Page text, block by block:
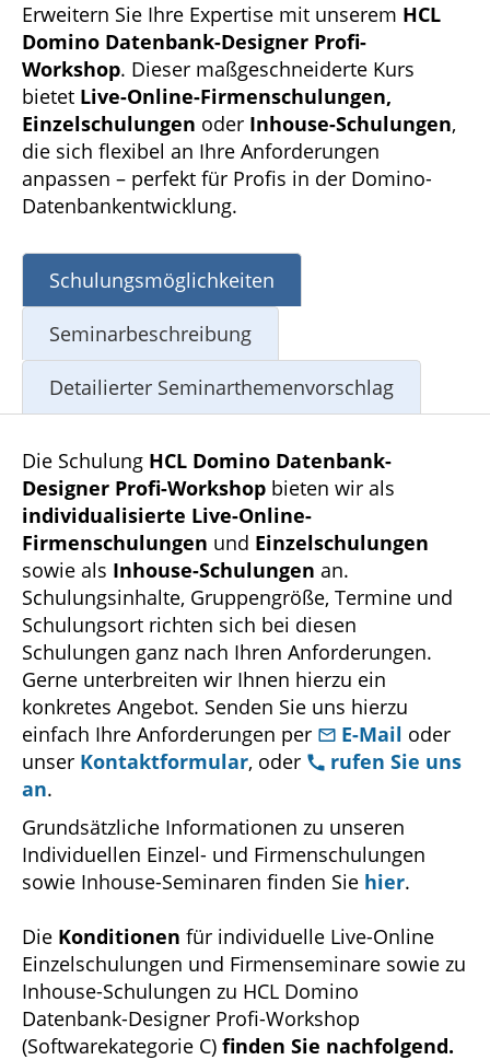
Erweitern Sie Ihre Expertise mit unserem HCL
Domino Datenbank-Designer Profi-
Workshop. Dieser maßgeschneiderte Kurs
bietet Live-Online-Firmenschulungen,
Einzelschulungen oder Inhouse-Schulungen,
die sich flexibel an Ihre Anforderungen
anpassen – perfekt für Profis in der Domino-
Datenbankentwicklung.
Schulungsmöglichkeiten
Seminarbeschreibung
Detailierter Seminarthemenvorschlag
Die Schulung HCL Domino Datenbank-
Designer Profi-Workshop bieten wir als
individualisierte Live-Online-
Firmenschulungen und Einzelschulungen
sowie als Inhouse-Schulungen an.
Schulungsinhalte, Gruppengröße, Termine und
Schulungsort richten sich bei diesen
Schulungen ganz nach Ihren Anforderungen.
Gerne unterbreiten wir Ihnen hierzu ein
konkretes Angebot. Senden Sie uns hierzu
einfach Ihre Anforderungen per
E-Mail oder
unser Kontaktformular, oder
rufen Sie uns
an.
Grundsätzliche Informationen zu unseren
Individuellen Einzel- und Firmenschulungen
sowie Inhouse-Seminaren finden Sie hier.
Die Konditionen für individuelle Live-Online
Einzelschulungen und Firmenseminare sowie zu
Inhouse-Schulungen zu HCL Domino
Datenbank-Designer Profi-Workshop
(Softwarekategorie C) finden Sie nachfolgend.